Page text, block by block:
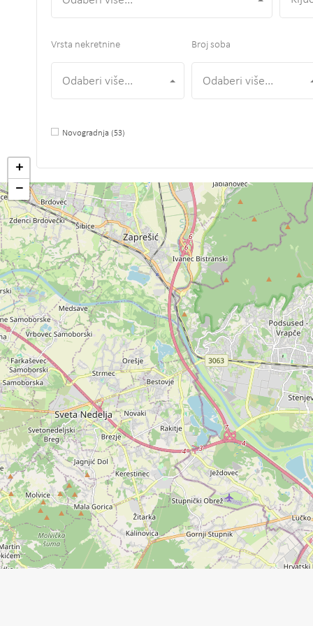
Vrsta nekretnine
Odaberi više...
Broj soba
Odaberi više...
Novogradnja (53)
+
−